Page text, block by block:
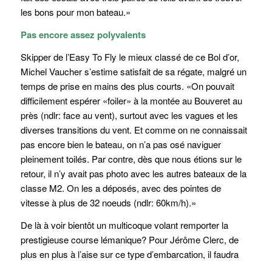
les bons pour mon bateau.»
Pas encore assez polyvalents
Skipper de l’Easy To Fly le mieux classé de ce Bol d’or,
Michel Vaucher s’estime satisfait de sa régate, malgré un
temps de prise en mains des plus courts. «On pouvait
difficilement espérer «foiler» à la montée au Bouveret au
près (ndlr: face au vent), surtout avec les vagues et les
diverses transitions du vent. Et comme on ne connaissait
pas encore bien le bateau, on n’a pas osé naviguer
pleinement toilés. Par contre, dès que nous étions sur le
retour, il n’y avait pas photo avec les autres bateaux de la
classe M2. On les a déposés, avec des pointes de
vitesse à plus de 32 noeuds (ndlr: 60km/h).»
De là à voir bientôt un multicoque volant remporter la
prestigieuse course lémanique? Pour Jérôme Clerc, de
plus en plus à l’aise sur ce type d’embarcation, il faudra